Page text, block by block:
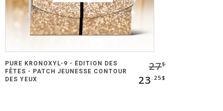
PURE KRONOXYL-9 - ÉDITION DES
FÊTES - PATCH JEUNESSE CONTOUR
DES YEUX
27$
23.25$